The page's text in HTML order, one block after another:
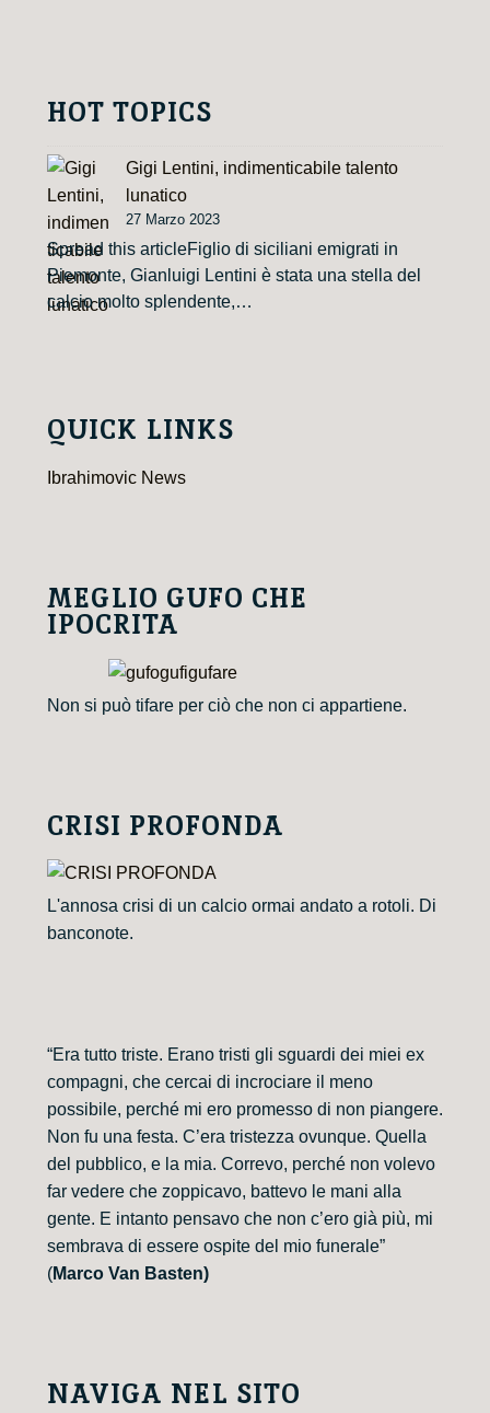
HOT TOPICS
Gigi Lentini, indimenticabile talento
lunatico
27 Marzo 2023
Spread this articleFiglio di siciliani emigrati in
Piemonte, Gianluigi Lentini è stata una stella del
calcio molto splendente,…
QUICK LINKS
Ibrahimovic News
MEGLIO GUFO CHE
IPOCRITA
Non si può tifare per ciò che non ci appartiene.
CRISI PROFONDA
L'annosa crisi di un calcio ormai andato a rotoli. Di
banconote.
“Era tutto triste. Erano tristi gli sguardi dei miei ex
compagni, che cercai di incrociare il meno
possibile, perché mi ero promesso di non piangere.
Non fu una festa. C’era tristezza ovunque. Quella
del pubblico, e la mia. Correvo, perché non volevo
far vedere che zoppicavo, battevo le mani alla
gente. E intanto pensavo che non c’ero già più, mi
sembrava di essere ospite del mio funerale”
(Marco Van Basten)
NAVIGA NEL SITO